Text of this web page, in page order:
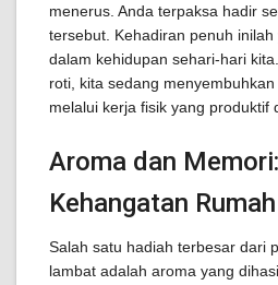
menerus. Anda terpaksa hadir
tersebut. Kehadiran penuh
dalam kehidupan sehari-hari
roti, kita sedang
melalui kerja fisik yang produktif
Aroma dan
Kehangatan Rumah
Salah satu hadiah terbesar dari
lambat adalah aroma yang